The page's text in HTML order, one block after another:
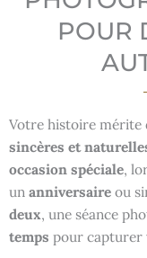
POUR
Votre histoire mérite
sincères et
occasion spéciale,
un anniversaire ou
deux, une séance
temps pour capturer